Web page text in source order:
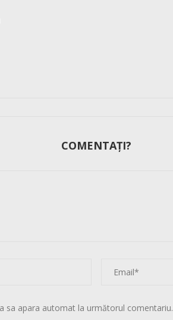
COMENTAȚI?
sa apara automat la următorul comentariu.